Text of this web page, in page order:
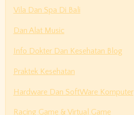
Vila Dan Spa Di Bali
Dan Alat Music
Info Dokter Dan Kesehatan Blog
Praktek Kesehatan
Hardware Dan SoftWare Komputer
Racing Game & Virtual Game